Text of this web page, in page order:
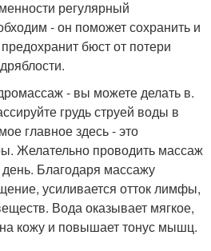
регулярный
- он поможет сохранить и
бюст от потери
- вы можете делать в.
грудь струей воды в
главное здесь - это
Желательно проводить массаж
Благодаря массажу
усиливается отток лимфы,
Вода оказывает мягкое,
кожу и повышает тонус мышц.